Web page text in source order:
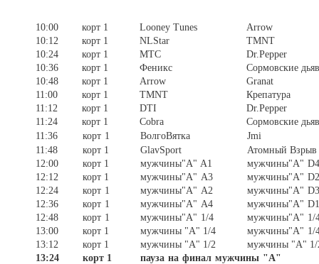
10:00 корт 1 Looney Tunes
Arrow
10:12
корт 1 NLStar
TMNT
10:24
корт 1 МТС
Dr.Pepper
10:36
корт 1 Феникс
Сормовские
10:48
корт 1 Arrow
Granat
11:00
корт 1 TMNT
Крепатура
11:12
корт 1 DTI
Dr.Pepper
11:24
корт 1 Cobra
Сормовские
11:36
корт 1 ВолгоВятка
Jmi
11:48
корт 1 GlavSport
Атомный Взрыв
12:00
корт 1 мужчины"А" A1 мужчины"А"
12:12
корт 1 мужчины"А" A3 мужчины"А"
12:24
корт 1 мужчины"А" A2 мужчины"А"
12:36
корт 1 мужчины"А" A4 мужчины"А"
12:48
корт 1 мужчины"А" 1/4
мужчины"А" 1/
13:00
корт 1 мужчины "А" 1/4
мужчины"А" 1/
13:12
корт 1 мужчины "А" 1/2
мужчины "А"
13:24
корт 1 пауза на финал мужчины "А"